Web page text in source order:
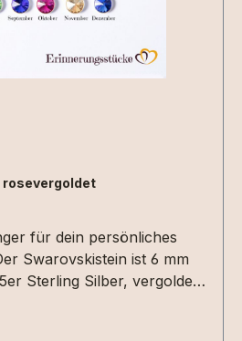
rosevergoldet
für dein persönliches
Swarovskistein ist 6 mm
Sterling Silber, vergoldet